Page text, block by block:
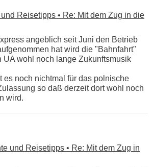
Reisetipps • Re: Mit dem Zug in die
angeblich seit Juni den Betrieb
hat wird die "Bahnfahrt"
UA wohl noch lange Zukunftsmusik
es noch nichtmal für das polnische
so daß derzeit dort wohl noch
wird.
und Reisetipps • Re: Mit dem Zug in